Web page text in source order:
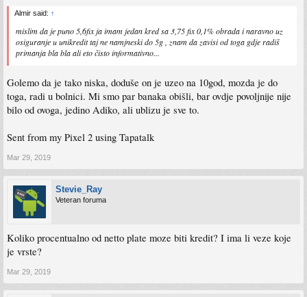
Almir said: ↑
mislim da je puno 5,6fix ja imam jedan kred sa 3,75 fix 0,1% obrada i naravno uz
osiguranje u unikredit taj ne namjneski do 5g , znam da zavisi od toga gdje radiš
primanja bla bla ali eto čisto informativno...
Golemo da je tako niska, doduše on je uzeo na 10god, mozda je do
toga, radi u bolnici. Mi smo par banaka obišli, bar ovdje povoljnije nije
bilo od ovoga, jedino Adiko, ali ublizu je sve to.
Sent from my Pixel 2 using Tapatalk
Mar 29, 2019
Stevie_Ray
Veteran foruma
Koliko procentualno od netto plate moze biti kredit? I ima li veze koje
je vrste?
Mar 29, 2019